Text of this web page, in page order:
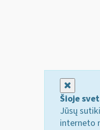
Šioje
Jūsų
interneto